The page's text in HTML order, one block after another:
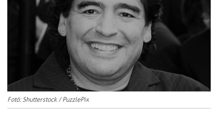
Fotó: Shutterstock / PuzzlePix